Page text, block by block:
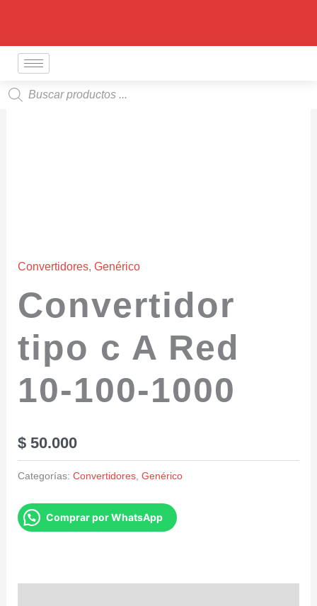
contenido
Búsqueda
de
Convertidores, Genérico
Convertidor
tipo c A Red
10-100-1000
$50.000
Categorías: Convertidores, Genérico
Comprar por WhatsApp